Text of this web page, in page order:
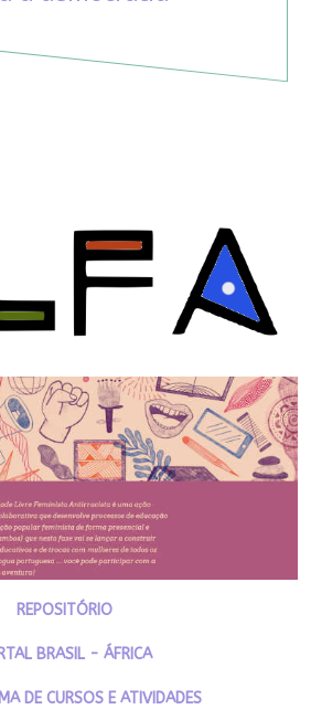
REPOSITÓRIO
BRASIL - ÁFRICA
DE CURSOS E ATIVIDADES